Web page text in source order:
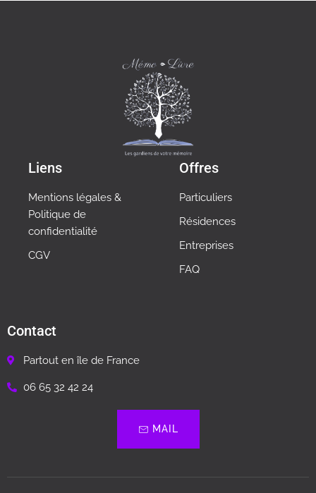
Liens
Mentions légales &
Politique de
confidentialité
CGV
Offres
Particuliers
Résidences
Entreprises
FAQ
Contact
Partout en île de France
06 65 32 42 24
MAIL